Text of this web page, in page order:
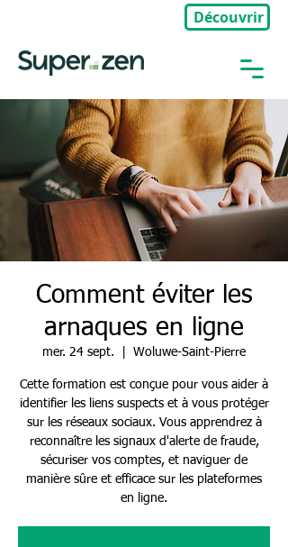
Découvrir
Comment éviter les
arnaques en ligne
mer. 24 sept. Woluwe-Saint-Pierre
Cette formation est conçue pour vous aider à
identifier les liens suspects et à vous protéger
sur les réseaux sociaux. Vous apprendrez à
reconnaître les signaux d'alerte de fraude,
sécuriser vos comptes, et naviguer de
manière sûre et efficace sur les plateformes
en ligne.